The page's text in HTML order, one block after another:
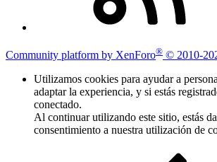
Community platform by XenForo® © 2010-
Utilizamos cookies para ayudar a
adaptar la experiencia, y si estás
conectado.
Al continuar utilizando este sitio, estás
consentimiento a nuestra utilización de